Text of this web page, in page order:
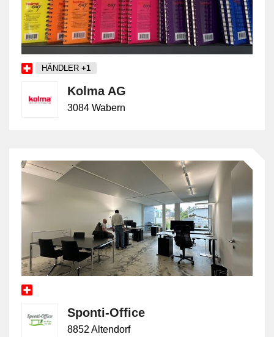
HÄNDLER +1
Kolma AG
3084 Wabern
Sponti-Office
8852 Altendorf